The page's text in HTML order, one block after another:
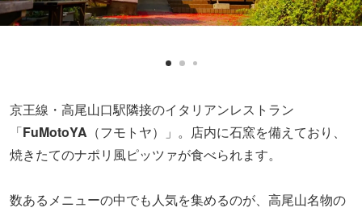
京王線・高尾山口駅隣接のイタリアンレストラン
「FuMotoYA （フモトヤ）」。店内に石窯を備えており、
焼きたてのナポリ風ピッツァが食べられます。
数あるメニューの中でも人気を集めるのが、高尾山名物の